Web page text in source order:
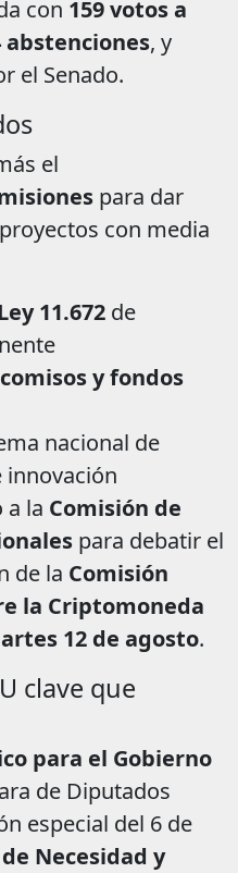
con 159 votos a
abstenciones, y
el Senado.
el
para dar
con media
11.672 de
y fondos
nacional de
innovación
a la Comisión de
para debatir el
de la Comisión
la Criptomoneda
12 de agosto.
clave que
para el Gobierno
de Diputados
especial del 6 de
Necesidad y